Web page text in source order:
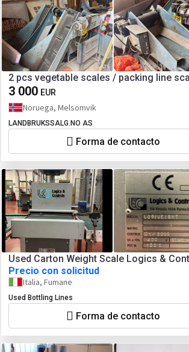
2 pcs vegetable scales / packing line
3 000 EUR
Noruega, Melsomvik
LANDBRUKSSALG.NO AS
Forma de contacto
Used Carton Weight Scale Logics &
Precio con solicitud
Italia, Fumane
Used Bottling Lines
Forma de contacto